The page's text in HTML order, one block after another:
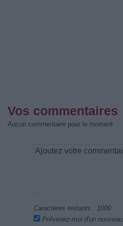
Vos commentaires
Aucun commentaire pour le moment
Caractères restants : 1000
Prévenez-moi d'un nouveau